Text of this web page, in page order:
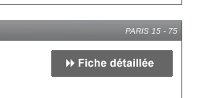
PARIS 15 - 75